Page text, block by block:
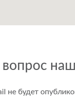
вопрос
не будет